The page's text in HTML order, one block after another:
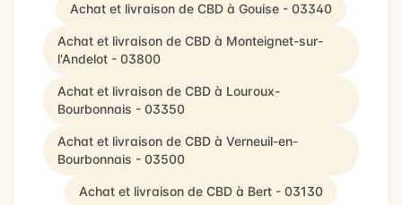
Achat et livraison de CBD à Gouise - 03340
Achat et livraison de CBD à Monteignet-sur-
l'Andelot - 03800
Achat et livraison de CBD à Louroux-
Bourbonnais - 03350
Achat et livraison de CBD à Verneuil-en-
Bourbonnais - 03500
Achat et livraison de CBD à Bert - 03130